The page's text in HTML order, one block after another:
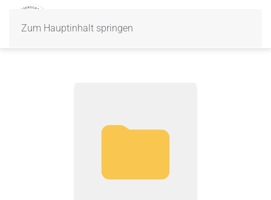
Zum Hauptinhalt springen